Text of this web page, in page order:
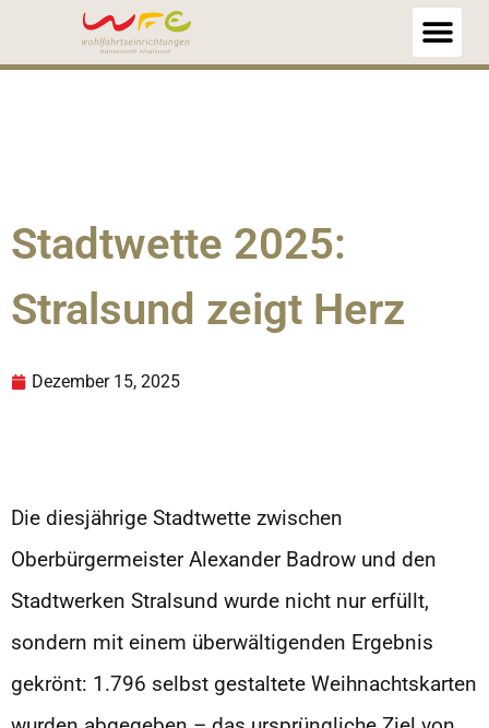
Stadtwette 2025:
Stralsund zeigt Herz
Dezember 15, 2025
Die diesjährige Stadtwette zwischen
Oberbürgermeister Alexander Badrow und den
Stadtwerken Stralsund wurde nicht nur erfüllt,
sondern mit einem überwältigenden Ergebnis
gekrönt: 1.796 selbst gestaltete Weihnachtskarten